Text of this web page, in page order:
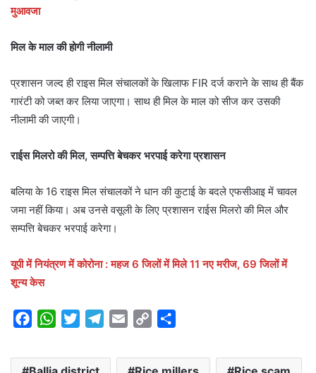
मुआवजा
मिल के माल की होगी नीलामी
प्रशासन जल्द ही राइस मिल संचालकों के खिलाफ FIR दर्ज कराने के साथ ही बैंक
गारंटी को जब्त कर लिया जाएगा। साथ ही मिल के माल को सीज कर उसकी
नीलामी की जाएगी।
राईस मिलरो की मिल, सम्पत्ति बेचकर भरपाई करेगा प्रशासन
बलिया के 16 राइस मिल संचालकों ने धान की कुटाई के बदले एफसीआइ में चावल
जमा नहीं किया। अब उनसे वसूली के लिए प्रशासन राईस मिलरो की मिल और
सम्पत्ति बेचकर भरपाई करेगा।
यूपी में नियंत्रण में कोरोना : महज 6 जिलों में मिले 11 नए मरीज, 69 जिलों में
शून्य केस
c
W
a
i
l
a
p
a